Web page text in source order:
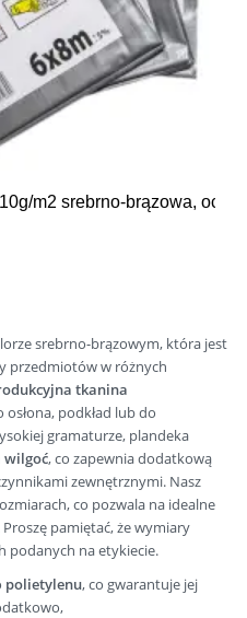
m2 srebrno-brązowa,
srebrno-brązowym, która jest
przedmiotów w różnych
tkanina
podkład lub do
gramaturze, plandeka
wilgoć, co zapewnia dodatkową
zewnętrznymi. Nasz
co pozwala na idealne
pamiętać, że wymiary
podanych na etykiecie.
polietylenu, co gwarantuje jej